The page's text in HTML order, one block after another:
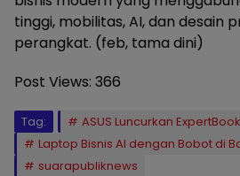
tinggi, mobilitas, AI, dan desain
perangkat. (feb, tama dini)
Post Views: 366
Tag: ASUS Luncurkan
Laptop Bisnis AI dengan Bobot di
suarapubliknews